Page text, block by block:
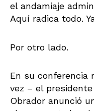
el andamiaje
Aquí radica todo.
Por otro lado.
En su conferencia
vez – el
Obrador anunció